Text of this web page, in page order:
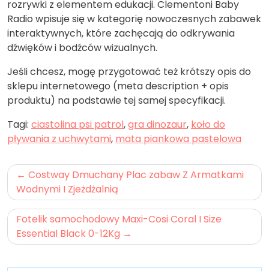
rozrywki z elementem edukacji. Clementoni Baby
Radio wpisuje się w kategorię nowoczesnych zabawek
interaktywnych, które zachęcają do odkrywania
dźwięków i bodźców wizualnych.
Jeśli chcesz, mogę przygotować też krótszy opis do
sklepu internetowego (meta description + opis
produktu) na podstawie tej samej specyfikacji.
Tagi: ciastolina psi patrol,gra dinozaur, koło do
pływania z uchwytami, mata piankowa pastelowa
Nawigacja
wpisu
Costway Dmuchany Plac zabaw Z Armatkami
Wodnymi I Zjeżdżalnią
Fotelik samochodowy Maxi-Cosi Coral I Size
Essential Black 0-12Kg